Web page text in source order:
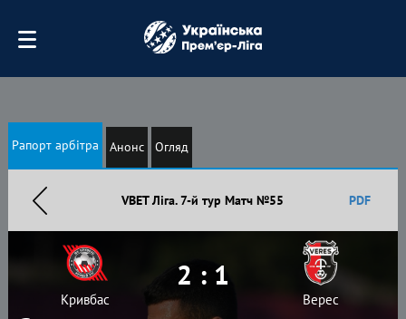
Рапорт арбітра Анонс Огляд
VBET Ліга. 7-й тур Матч №55 PDF
Кривбас
2 : 1
Верес